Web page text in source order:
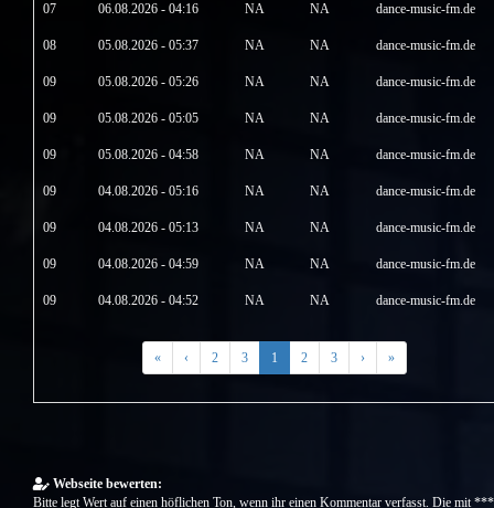
07 06.08.2026 - 04:16 NA NA dance-music-fm.de
08 05.08.2026 - 05:37 NA NA dance-music-fm.de
09 05.08.2026 - 05:26 NA NA dance-music-fm.de
09 05.08.2026 - 05:05 NA NA dance-music-fm.de
09 05.08.2026 - 04:58 NA NA dance-music-fm.de
09 04.08.2026 - 05:16 NA NA dance-music-fm.de
09 04.08.2026 - 05:13 NA NA dance-music-fm.de
09 04.08.2026 - 04:59 NA NA dance-music-fm.de
09 04.08.2026 - 04:52 NA NA dance-music-fm.de
« ‹ 2 3 1 2 3 › »
Webseite bewerten:
Bitte legt Wert auf einen höflichen Ton, wenn ihr einen Kommentar verfasst. Die mit ***